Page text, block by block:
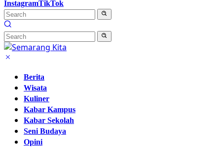
InstagramTikTok
Berita
Wisata
Kuliner
Kabar Kampus
Kabar Sekolah
Seni Budaya
Opini